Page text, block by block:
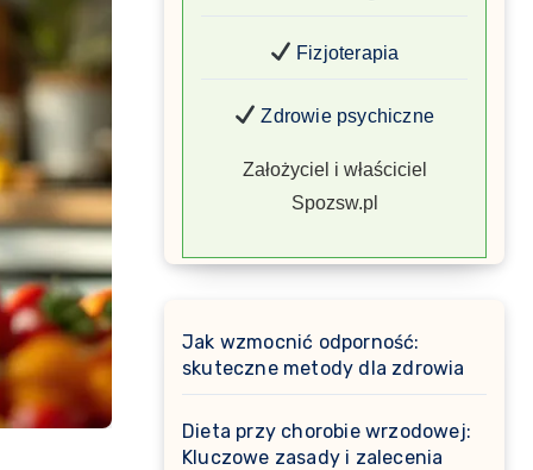
Fizjoterapia
Zdrowie psychiczne
Założyciel i właściciel
Spozsw.pl
Jak wzmocnić odporność:
skuteczne metody dla zdrowia
Dieta przy chorobie wrzodowej:
Kluczowe zasady i zalecenia